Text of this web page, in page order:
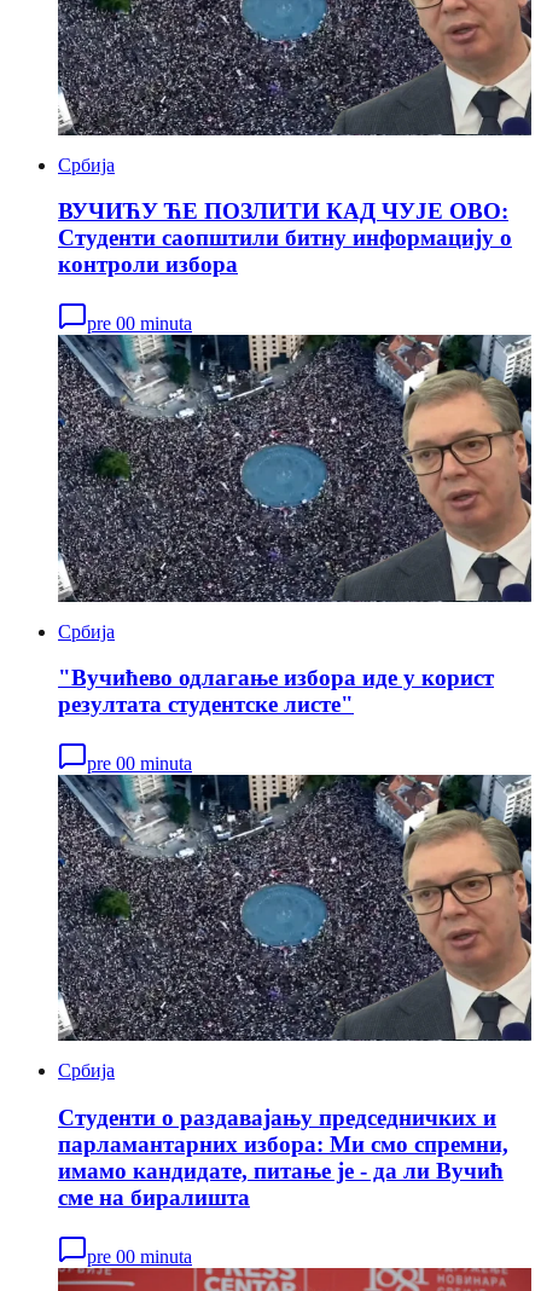
Србија
ВУЧИЋУ ЋЕ ПОЗЛИТИ КАД ЧУЈЕ ОВО:
Студенти саопштили битну информацију о
контроли избора
pre 00 minuta
Србија
"Вучићево одлагање избора иде у корист
резултата студентске листе"
pre 00 minuta
Србија
Студенти о раздавајању председничких и
парламантарних избора: Ми смо спремни,
имамо кандидате, питање је - да ли Вучић
сме на биралишта
pre 00 minuta